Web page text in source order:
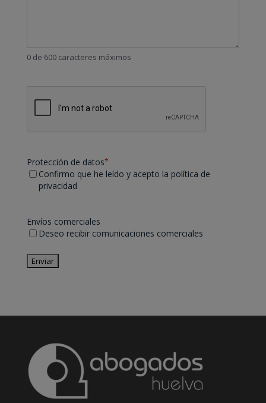
0 de 600 caracteres máximos
Protección de datos*
Confirmo que he leído y acepto la política de
privacidad
Envíos comerciales
Deseo recibir comunicaciones comerciales